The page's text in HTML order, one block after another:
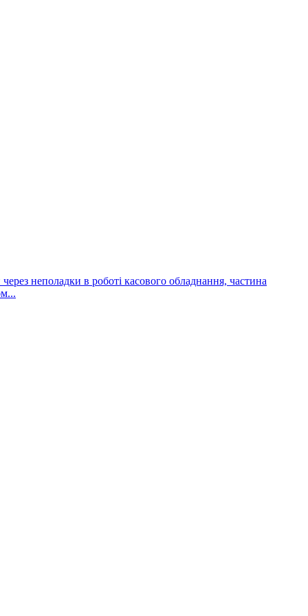
неполадки в роботі касового обладнання, частина